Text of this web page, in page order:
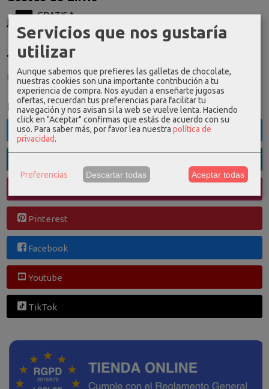
GRATIS *
Consultar Destinos
Tu Carrito (0)
El carrito de la compra está vacío
Redes Sociales
Twitter
Pinterest
Facebook
Youtube
TikTok
Servicios que nos gustaría
utilizar
Aunque sabemos que prefieres las galletas de chocolate,
nuestras cookies son una importante contribución a tu
experiencia de compra. Nos ayudan a enseñarte jugosas
ofertas, recuerdan tus preferencias para facilitar tu
navegación y nos avisan si la web se vuelve lenta. Haciendo
click en "Aceptar" confirmas que estás de acuerdo con su
uso. Para saber más, por favor lea nuestra política de
privacidad.
Preferencias Descartar todas Aceptar todas